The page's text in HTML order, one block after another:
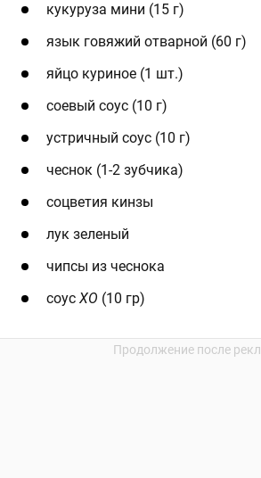
кукуруза мини (15 г)
язык говяжий отварной (60 г)
яйцо куриное (1 шт.)
соевый соус (10 г)
устричный соус (10 г)
чеснок (1-2 зубчика)
соцветия кинзы
лук зеленый
чипсы из чеснока
соус ХО (10 гр)